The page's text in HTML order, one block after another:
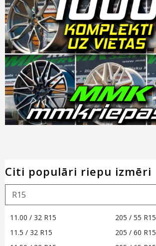
Citi populāri riepu izmēri
11.00 / 32 R15
11.5 / 32 R15
205 / 55 R15
205 / 60 R15